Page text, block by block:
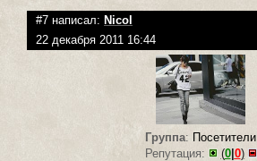
#7 написал: Nicol
22 декабря 2011 16:44
Группа: Посетители
Репутация:
(0|0)